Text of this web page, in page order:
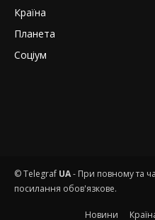
Країна
Планета
Соціум
© Telegraf UA- При повному та
посилання обов'язкове.
Новини